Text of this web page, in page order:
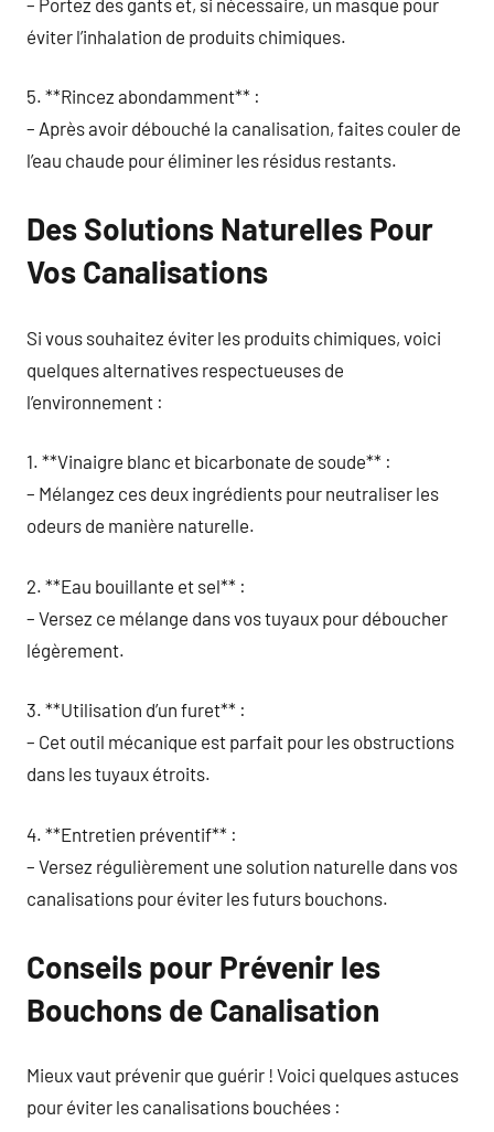
éviter l’inhalation de produits chimiques.
5. **Rincez abondamment** :
– Après avoir débouché la canalisation, faites couler de
l’eau chaude pour éliminer les résidus restants.
Des Solutions Naturelles Pour
Vos Canalisations
Si vous souhaitez éviter les produits chimiques, voici
quelques alternatives respectueuses de
l’environnement :
1. **Vinaigre blanc et bicarbonate de soude** :
– Mélangez ces deux ingrédients pour neutraliser les
odeurs de manière naturelle.
2. **Eau bouillante et sel** :
– Versez ce mélange dans vos tuyaux pour déboucher
légèrement.
3. **Utilisation d’un furet** :
– Cet outil mécanique est parfait pour les obstructions
dans les tuyaux étroits.
4. **Entretien préventif** :
– Versez régulièrement une solution naturelle dans vos
canalisations pour éviter les futurs bouchons.
Conseils pour Prévenir les
Bouchons de Canalisation
Mieux vaut prévenir que guérir ! Voici quelques astuces
pour éviter les canalisations bouchées :